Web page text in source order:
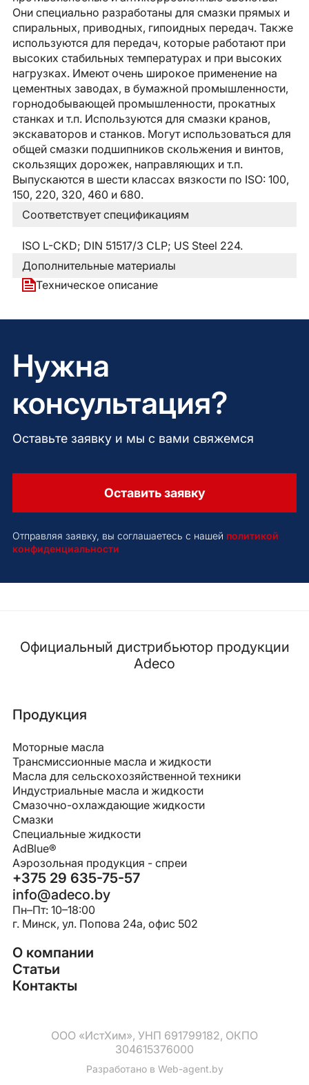
Они специально разработаны для смазки прямых и
спиральных, приводных, гипоидных передач. Также
используются для передач, которые работают при
высоких стабильных температурах и при высоких
нагрузках. Имеют очень широкое применение на
цементных заводах, в бумажной промышленности,
горнодобывающей промышленности, прокатных
станках и т.п. Используются для смазки кранов,
экскаваторов и станков. Могут использоваться для
общей смазки подшипников скольжения и винтов,
скользящих дорожек, направляющих и т.п.
Выпускаются в шести классах вязкости по ISO: 100,
150, 220, 320, 460 и 680.
Соответствует спецификациям
ISO L-CKD; DIN 51517/3 CLP; US Steel 224.
Дополнительные материалы
Техническое описание
Нужна
консультация?
Оставьте заявку и мы с вами свяжемся
Оставить заявку
Отправляя заявку, вы соглашаетесь с нашей политикой
конфиденциальности
Официальный дистрибьютор продукции
Adeco
Продукция
Моторные масла
Трансмиссионные масла и жидкости
Масла для сельскохозяйственной техники
Индустриальные масла и жидкости
Смазочно-охлаждающие жидкости
Смазки
Специальные жидкости
AdBlue®
Аэрозольная продукция - спреи
+375 29 635-75-57
info@adeco.by
Пн–Пт: 10–18:00
г. Минск, ул. Попова 24a, офис 502
О компании
Статьи
Контакты
ООО «ИстХим», УНП 691799182, ОКПО
304615376000
Разработано в Web-agent.by